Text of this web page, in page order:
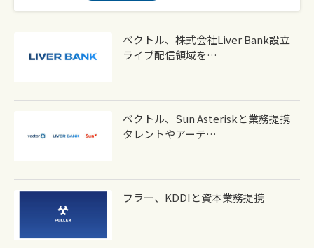
ベクトル、株式会社Liver Bank設立
ライブ配信領域を…
ベクトル、Sun Asteriskと業務提携
タレントやアーテ…
フラー、KDDIと資本業務提携